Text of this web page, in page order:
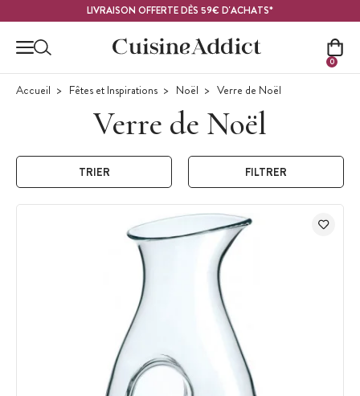
LIVRAISON OFFERTE DÈS 59€ D'ACHATS*
0
Accueil Fêtes et Inspirations Noël Verre de Noël
Verre de Noël
TRIER FILTRER